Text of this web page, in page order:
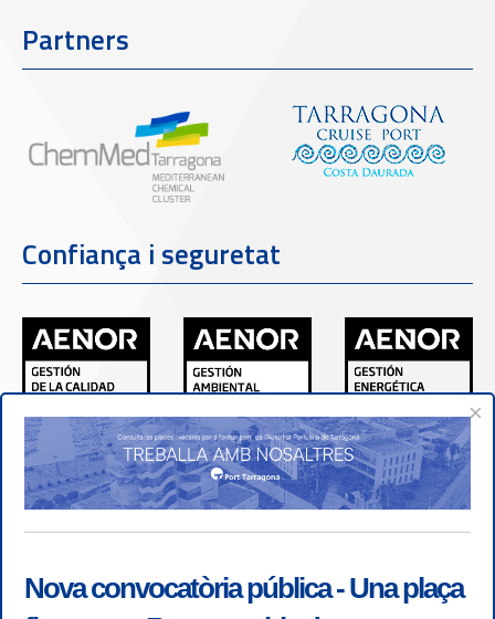
Partners
Confiança i seguretat
×
Nova convocatòria pública - Una plaça